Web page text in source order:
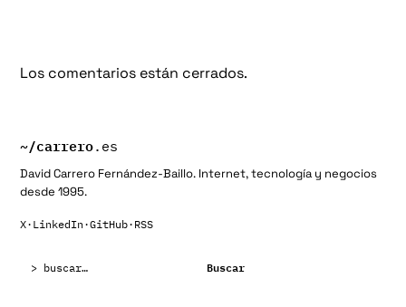
Los comentarios están cerrados.
~/carrero.es
David Carrero Fernández-Baillo. Internet, tecnología y negocios
desde 1995.
X· LinkedIn·GitHub· RSS
Buscar